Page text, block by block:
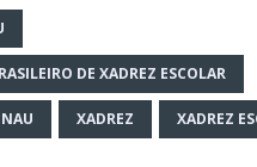
DE XADREZ ESCOLAR
XADREZ XADREZ